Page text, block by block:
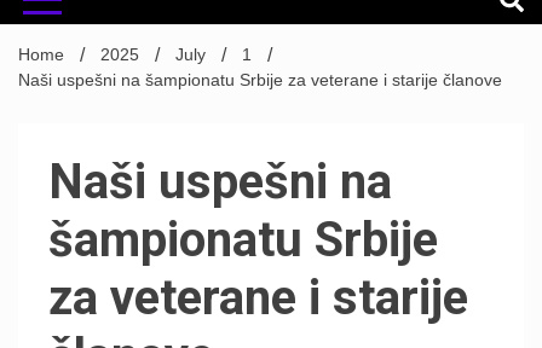
Home 2025 July
1
Naši uspešni na šampionatu Srbije za veterane i starije članove
Naši uspešni na
šampionatu Srbije
za veterane i starije